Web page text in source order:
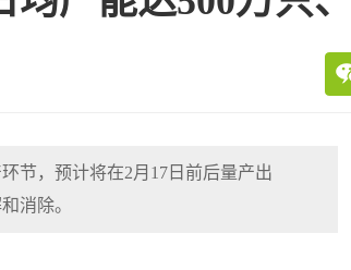
节，预计将在2月17日前后量产出
消除。